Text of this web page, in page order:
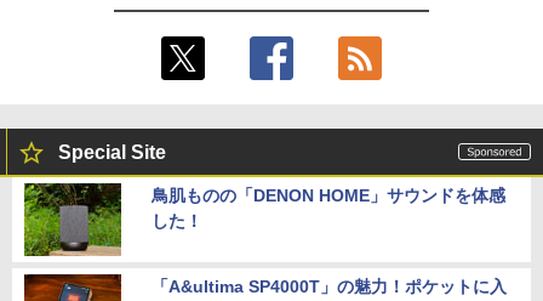
Special Site
鳥肌ものの「DENON HOME」サウンドを体感
した！
「A&ultima SP4000T」の魅力！ポケットに入